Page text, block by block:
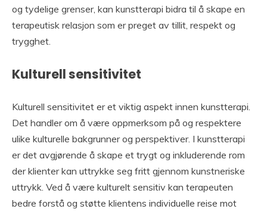
og tydelige grenser, kan kunstterapi bidra til å skape en
terapeutisk relasjon som er preget av tillit, respekt og
trygghet.
Kulturell sensitivitet
Kulturell sensitivitet er et viktig aspekt innen kunstterapi.
Det handler om å være oppmerksom på og respektere
ulike kulturelle bakgrunner og perspektiver. I kunstterapi
er det avgjørende å skape et trygt og inkluderende rom
der klienter kan uttrykke seg fritt gjennom kunstneriske
uttrykk. Ved å være kulturelt sensitiv kan terapeuten
bedre forstå og støtte klientens individuelle reise mot